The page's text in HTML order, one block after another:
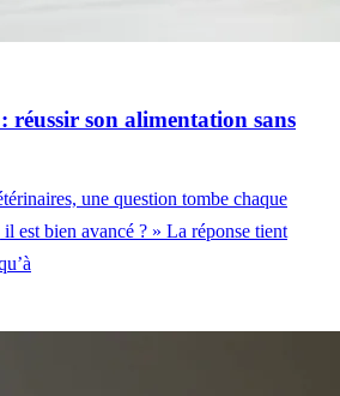
réussir son alimentation sans
une question tombe chaque
est bien avancé ? » La réponse tient